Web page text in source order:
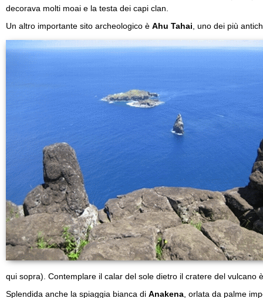
decorava molti moai e la testa dei capi clan.
Un altro importante sito archeologico è Ahu Tahai , uno dei più
qui sopra). Contemplare il calar del sole dietro il cratere del vulcano
Splendida anche la spiaggia bianca di Anakena , orlata da palme